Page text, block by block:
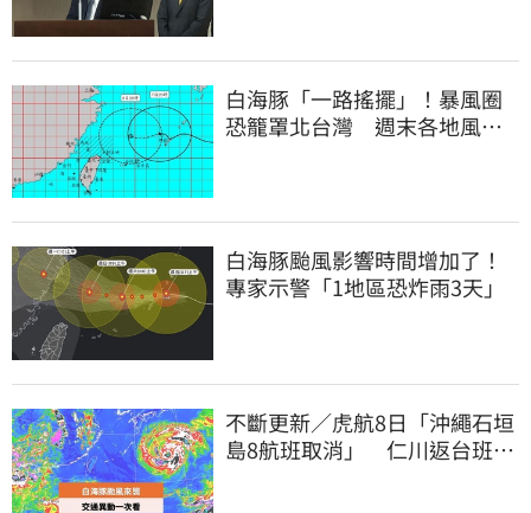
白海豚「一路搖擺」！暴風圈
恐籠罩北台灣 週末各地風雨
白海豚颱風影響時間增加了！
專家示警「1地區恐炸雨3天」
不斷更新／虎航8日「沖繩石垣
島8航班取消」 仁川返台班機